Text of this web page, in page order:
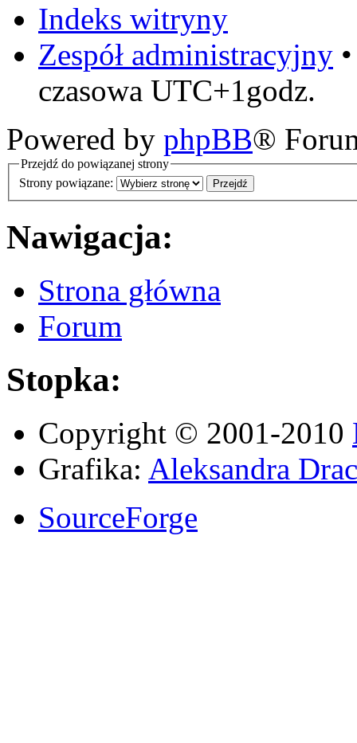
Indeks witryny
Zespół administracyjny
czasowa UTC+1godz.
Powered by phpBB®
Przejdź do powiązanej strony
Strony powiązane:
Nawigacja:
Strona główna
Forum
Stopka:
Copyright © 2001-2010
Grafika: Aleksandra
SourceForge